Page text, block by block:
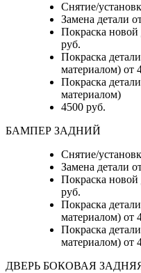
Снятие/
Замена детали
Покраска новой
руб.
Покраска
материалом) от
Покраска
материалом)
4500 руб.
БАМПЕР ЗАДНИЙ
Снятие/
Замена детали
Покраска новой
руб.
Покраска
материалом) от
Покраска
материалом) от
ДВЕРЬ БОКОВАЯ